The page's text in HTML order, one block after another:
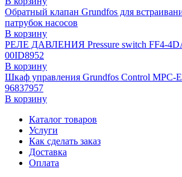
Обратный клапан Grundfos для
патрубок насосов
В корзину
РЕЛЕ ДАВЛЕНИЯ Pressure switch FF4-
00ID8952
В корзину
Шкаф управления Grundfos Control MPC-
96837957
В корзину
Каталог товаров
Услуги
Как сделать заказ
Доставка
Оплата